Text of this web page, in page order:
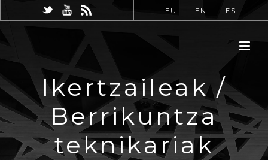
EU EN ES
Ikertzaileak /
Berrikuntza
teknikariak